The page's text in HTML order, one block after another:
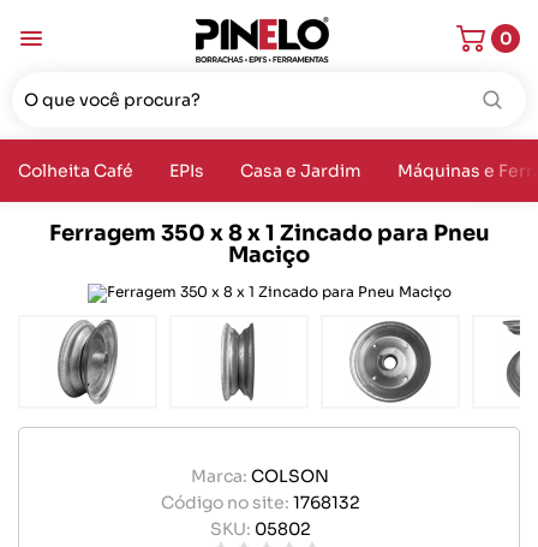
0
Colheita Café EPIs Casa e Jardim Máquinas e
Ferragem 350 x 8 x 1 Zincado para Pneu
Maciço
Marca: COLSON
Código no site: 1768132
SKU: 05802